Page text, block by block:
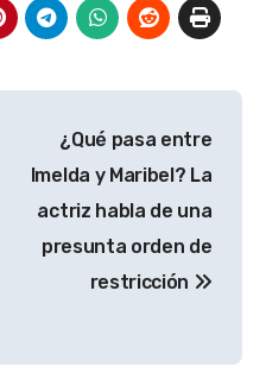
¿Qué pasa entre
Imelda y Maribel? La
actriz habla de una
presunta orden de
restricción